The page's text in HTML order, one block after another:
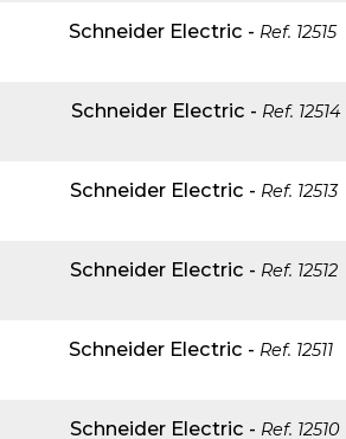
Schneider Electric - Ref. 12515
Schneider Electric - Ref. 12514
Schneider Electric - Ref. 12513
Schneider Electric - Ref. 12512
Schneider Electric - Ref. 12511
Schneider Electric - Ref. 12510